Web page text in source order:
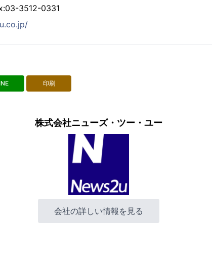
3512-0331
印刷
株式会社ニューズ・ツー・ユー
会社の詳しい情報を見る